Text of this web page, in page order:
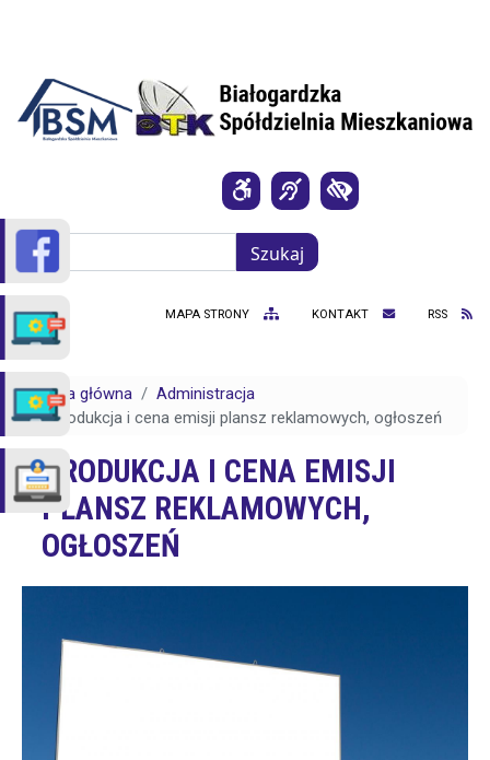
Szukaj
Szukaj
MAPA STRONY KONTAKT RSS
Strona główna
Administracja
Produkcja i cena emisji plansz reklamowych, ogłoszeń
PRODUKCJA I CENA EMISJI
PLANSZ REKLAMOWYCH,
OGŁOSZEŃ